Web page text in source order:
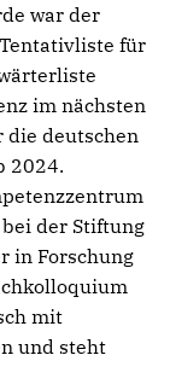
war der
für
im nächsten
die deutschen
2024.
der Stiftung
in Forschung
mit
und steht